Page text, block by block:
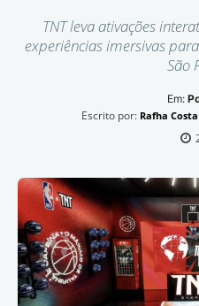
TNT leva ativações
experiências imersivas
São
Em:
Escrito por: Rafha Costa